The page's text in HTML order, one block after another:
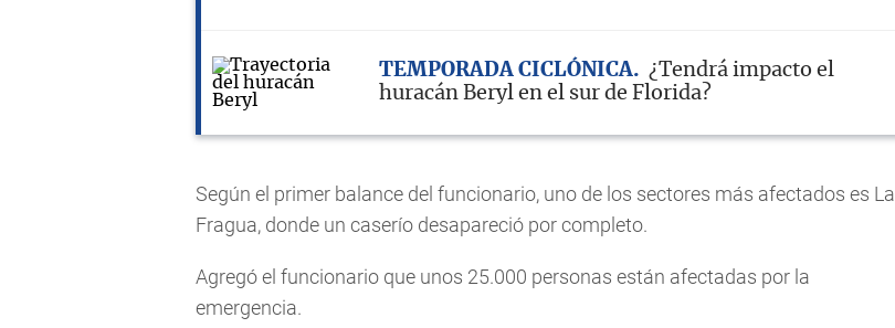
TEMPORADA CICLÓNICA
¿Tendrá impacto el
huracán Beryl en el sur de Florida?
Según el primer balance del funcionario, uno de los sectores más afectados es La
Fragua, donde un caserío desapareció por completo.
Agregó el funcionario que unos 25.000 personas están afectadas por la
emergencia.